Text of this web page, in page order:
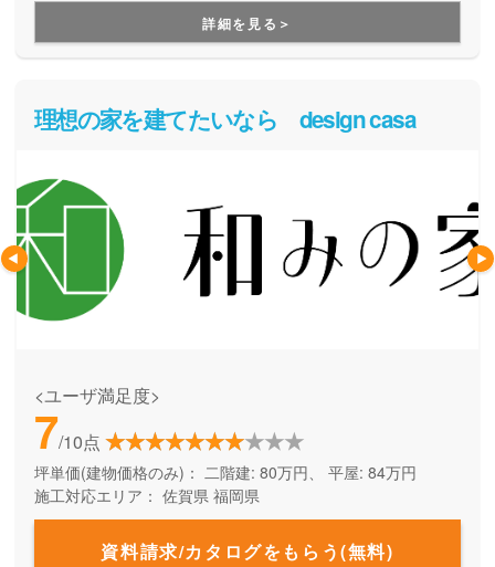
かだからこそ叶えらえる「完全自由設計」の注文住宅を実現
できます。性能や保証も万全なので安心です。
詳細を見る＞
理想の家を建てたいなら design casa
<ユーザ満足度>
7/10点
坪単価(建物価格のみ)： 二階建: 80万円、 平屋: 84万円
施工対応エリア： 佐賀県 福岡県
資料請求/カタログをもらう(無料)